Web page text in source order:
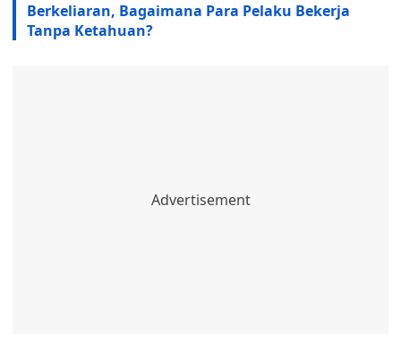
Berkeliaran, Bagaimana Para Pelaku Bekerja
Tanpa Ketahuan?